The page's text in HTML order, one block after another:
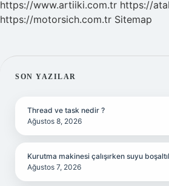
https://www.artiiki.com.tr https://
https://motorsich.com.tr Sitemap
SIDEBAR
SON YAZILAR
Thread ve task nedir ?
Ağustos 8, 2026
Kurutma makinesi çalışırken suyu
Ağustos 7, 2026